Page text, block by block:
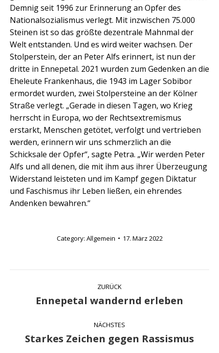
Demnig seit 1996 zur Erinnerung an Opfer des
Nationalsozialismus verlegt. Mit inzwischen 75.000
Steinen ist so das größte dezentrale Mahnmal der
Welt entstanden. Und es wird weiter wachsen. Der
Stolperstein, der an Peter Alfs erinnert, ist nun der
dritte in Ennepetal. 2021 wurden zum Gedenken an die
Eheleute Frankenhaus, die 1943 im Lager Sobibor
ermordet wurden, zwei Stolpersteine an der Kölner
Straße verlegt. „Gerade in diesen Tagen, wo Krieg
herrscht in Europa, wo der Rechtsextremismus
erstarkt, Menschen getötet, verfolgt und vertrieben
werden, erinnern wir uns schmerzlich an die
Schicksale der Opfer“, sagte Petra. „Wir werden Peter
Alfs und all denen, die mit ihm aus ihrer Überzeugung
Widerstand leisteten und im Kampf gegen Diktatur
und Faschismus ihr Leben ließen, ein ehrendes
Andenken bewahren.“
Category: Allgemein 17. März 2022
Kommentarnavigation
ZURÜCK
Vorheriger
Ennepetal wandernd erleben
NÄCHSTES
Nächster
Starkes Zeichen gegen Rassismus